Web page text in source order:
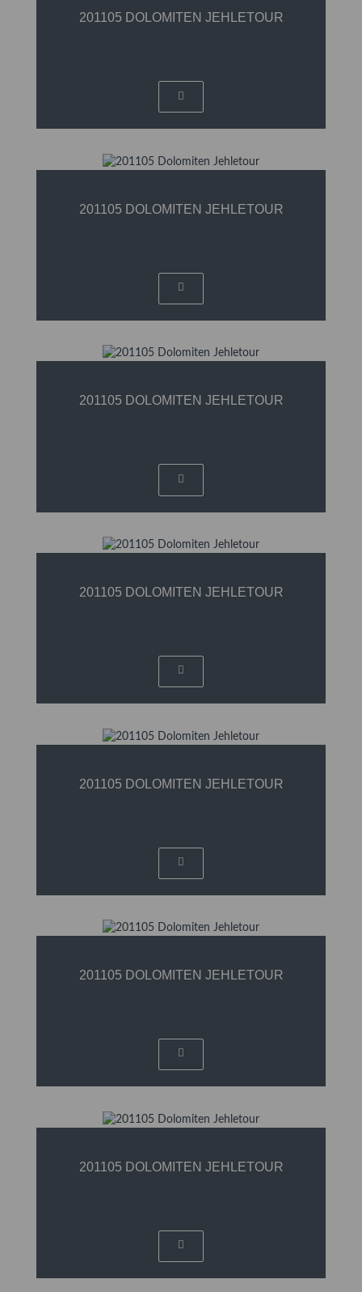
201105 DOLOMITEN JEHLETOUR
201105 DOLOMITEN JEHLETOUR
201105 DOLOMITEN JEHLETOUR
201105 DOLOMITEN JEHLETOUR
201105 DOLOMITEN JEHLETOUR
201105 DOLOMITEN JEHLETOUR
201105 DOLOMITEN JEHLETOUR